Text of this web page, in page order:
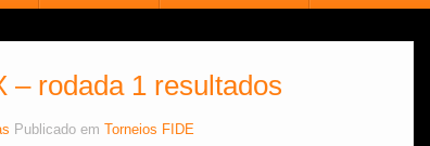
– rodada 1 resultados
Publicado em Torneios FIDE